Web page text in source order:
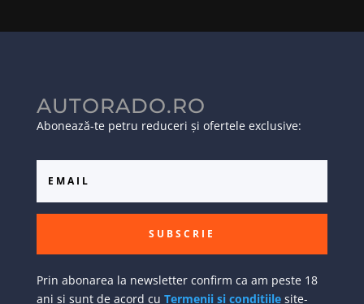
AUTORADO.RO
Abonează-te petru reduceri și ofertele exclusive:
SUBSCRIE
Prin abonarea la newsletter confirm ca am peste 18
ani si sunt de acord cu Termenii si conditiilesite-